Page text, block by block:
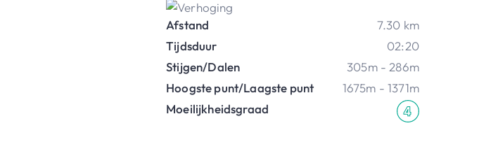
Afstand
7.30 km
Tijdsduur
02:20
Stijgen/Dalen
305m - 286m
Hoogste punt/Laagste punt
1675m - 1371m
Moeilijkheidsgraad